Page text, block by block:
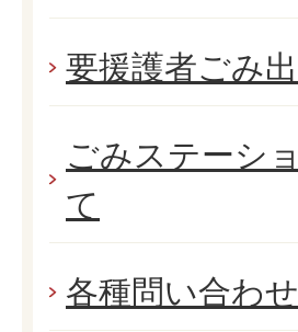
要援護者ごみ
ごみステーシ
て
各種問い合わ